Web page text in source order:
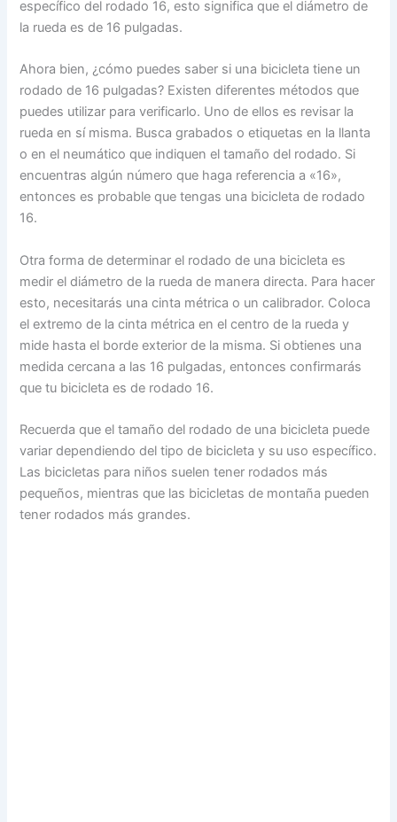
específico del rodado 16, esto significa que el diámetro de
la rueda es de 16 pulgadas.
Ahora bien, ¿cómo puedes saber si una bicicleta tiene un
rodado de 16 pulgadas? Existen diferentes métodos que
puedes utilizar para verificarlo. Uno de ellos es revisar la
rueda en sí misma. Busca grabados o etiquetas en la llanta
o en el neumático que indiquen el tamaño del rodado. Si
encuentras algún número que haga referencia a «16»,
entonces es probable que tengas una bicicleta de rodado
16.
Otra forma de determinar el rodado de una bicicleta es
medir el diámetro de la rueda de manera directa. Para hacer
esto, necesitarás una cinta métrica o un calibrador. Coloca
el extremo de la cinta métrica en el centro de la rueda y
mide hasta el borde exterior de la misma. Si obtienes una
medida cercana a las 16 pulgadas, entonces confirmarás
que tu bicicleta es de rodado 16.
Recuerda que el tamaño del rodado de una bicicleta puede
variar dependiendo del tipo de bicicleta y su uso específico.
Las bicicletas para niños suelen tener rodados más
pequeños, mientras que las bicicletas de montaña pueden
tener rodados más grandes.